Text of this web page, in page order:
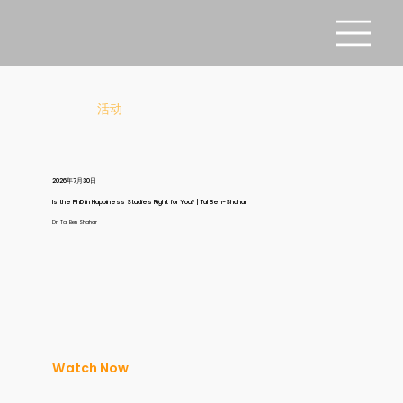
活动
2026年7月30日
Is the PhD in Happiness Studies Right for You? | Tal Ben-Shahar
Dr. Tal Ben Shahar
Watch Now